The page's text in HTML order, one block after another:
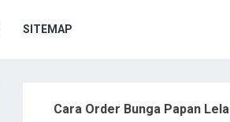
SITEMAP
Cara Order Bunga Papan Lela